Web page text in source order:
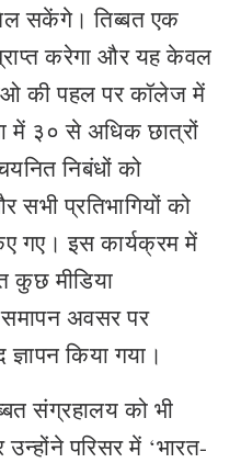
सकेंगे। तिब्बत एक
करेगा और यह केवल
की पहल पर कॉलेज में
में ३० से अधिक छात्रों
निबंधों को
सभी प्रतिभागियों को
गए। इस कार्यक्रम में
कुछ मीडिया
समापन अवसर पर
ज्ञापन किया गया।
संग्रहालय को भी
परिसर में ‘भारत-